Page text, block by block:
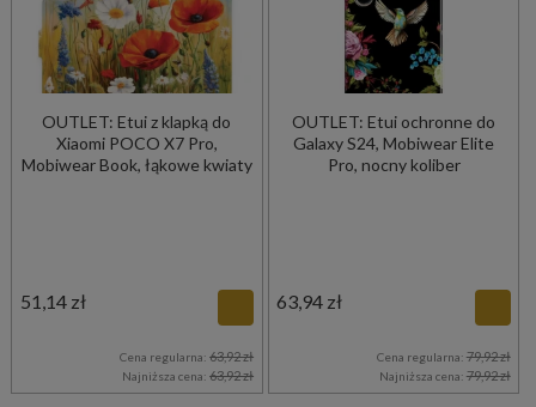
OUTLET: Etui z klapką do
Xiaomi POCO X7 Pro,
Mobiwear Book, łąkowe kwiaty
51,14 zł
Cena regularna:63,92 zł
Najniższa cena:63,92 zł
OUTLET: Etui ochronne do
Galaxy S24, Mobiwear Elite
Pro, nocny koliber
63,94 zł
Cena regularna: 79,92 zł
Najniższa cena: 79,92 zł